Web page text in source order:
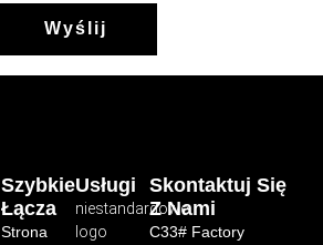
Wyślij
Usługi
niestandardowe
logo
Szybkie
Łącza
Strona
Skontaktuj Się
Z Nami
C33# Factory